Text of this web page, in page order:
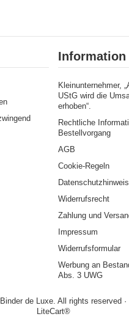
Information
Kleinunternehmer,
UStG wird die
erhoben“.
Rechtliche
Bestellvorgang
AGB
Cookie-Regeln
Widerrufsrecht
Zahlung und
Impressum
Widerrufsformular
Werbung an
Abs. 3 UWG
de Luxe. All rights reserved ·
LiteCart®